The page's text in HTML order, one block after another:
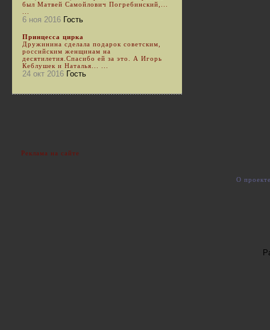
был Матвей Самойлович Погребинский,...
6 ноя 2016 Гость
Принцесса цирка
Дружинина сделала подарок советским,
российским женщинам на
десятилетия.Спасибо ей за это. А Игорь
Кеблушек и Наталья... ...
24 окт 2016 Гость
Реклама на сайте
О